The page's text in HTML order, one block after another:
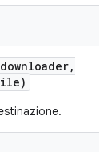
downloader,